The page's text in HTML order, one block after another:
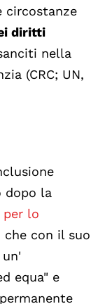
circostanze
diritti
nella
(CRC; UN,
dopo la
per lo
che con il suo
equa" e